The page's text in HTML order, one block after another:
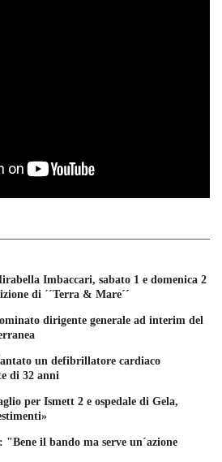
Imbaccari, sabato 1 e domenica 2
di ´´Terra & Mare´´
dirigente generale ad interim del
un defibrillatore cardiaco
di 32 anni
per Ismett 2 e ospedale di Gela,
il bando ma serve un´azione